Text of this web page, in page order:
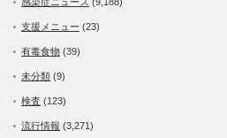
感染症ニュース (9,188)
支援メニュー (23)
有毒食物 (39)
未分類 (9)
検査 (123)
流行情報 (3,271)